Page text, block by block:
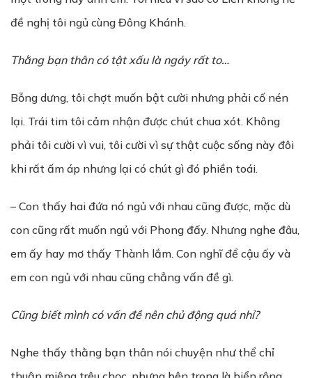
đề nghị tôi ngủ cùng Đông Khánh.
Thằng bạn thân có tật xấu là ngáy rất to…
Bỗng dưng, tôi chợt muốn bật cười nhưng phải cố nén
lại. Trái tim tôi cảm nhận được chút chua xót. Không
phải tôi cười vì vui, tôi cười vì sự thật cuộc sống này đôi
khi rất ấm áp nhưng lại có chút gì đó phiền toái.
– Con thấy hai đứa nó ngủ với nhau cũng được, mặc dù
con cũng rất muốn ngủ với Phong đấy. Nhưng nghe đâu,
em ấy hay mơ thấy Thành lắm. Con nghĩ để cậu ấy và
em con ngủ với nhau cũng chẳng vấn đề gì.
Cũng biết mình có vấn đề nên chủ động quá nhỉ?
Nghe thấy thằng bạn thân nói chuyện như thể chỉ